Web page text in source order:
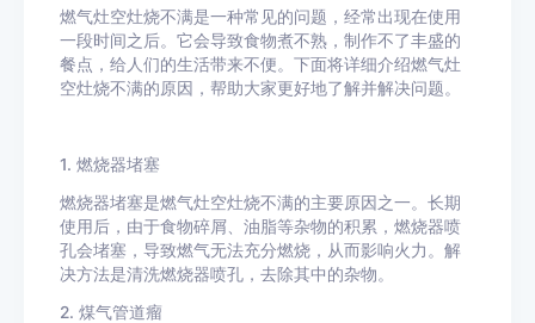
燃气灶空灶烧不满是一种常见的问题，经常出现在使用
一段时间之后。它会导致食物煮不熟，制作不了丰盛的
餐点，给人们的生活带来不便。下面将详细介绍燃气灶
空灶烧不满的原因，帮助大家更好地了解并解决问题。
1. 燃烧器堵塞
燃烧器堵塞是燃气灶空灶烧不满的主要原因之一。长期
使用后，由于食物碎屑、油脂等杂物的积累，燃烧器喷
孔会堵塞，导致燃气无法充分燃烧，从而影响火力。解
决方法是清洗燃烧器喷孔，去除其中的杂物。
2. 煤气管道瘤